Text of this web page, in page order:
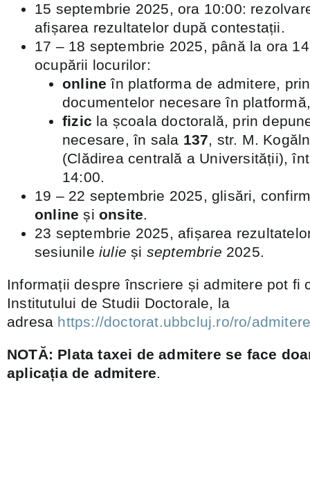
15 septembrie 2025, ora 10:00:
afișarea rezultatelor după contestații.
17 – 18 septembrie 2025, până la ora
ocupării locurilor:
online în platforma de admitere,
documentelor necesare în
fizic la școala doctorală, prin
necesare, în sala 137, str. M.
(Clădirea centrală a Universității),
14:00.
19 – 22 septembrie 2025, glisări,
online șionsite.
23 septembrie 2025, afișarea
sesiunile iulie și septembrie 2025.
Informații despre înscriere și admitere pot fi
Institutului de Studii Doctorale, la
adresa https://doctorat.ubbcluj.ro/ro/
NOTĂ: Plata taxei de admitere se face
aplicația de admitere.